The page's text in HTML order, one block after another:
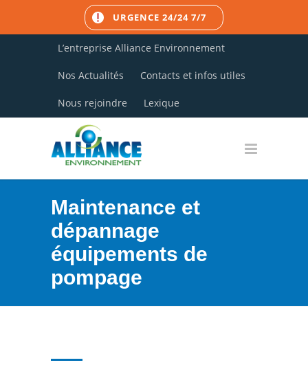
L’entreprise Alliance Environnement
Nos Actualités Contacts et infos utiles
Nous rejoindre Lexique
Maintenance et
dépannage
équipements de
pompage
URGENCE 24/24 7/7